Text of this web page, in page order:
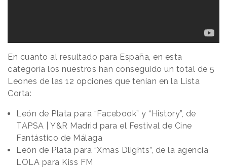
En cuanto al resultado para España, en esta
categoría los nuestros han conseguido un total de 5
Leones de las 12 opciones que tenían en la Lista
Corta:
León de Plata para “Facebook” y “History”, de
TAPSA | Y&R Madrid para el Festival de Cine
Fantástico de Málaga
León de Plata para “Xmas Dlights”, de la agencia
LOLA para Kiss FM